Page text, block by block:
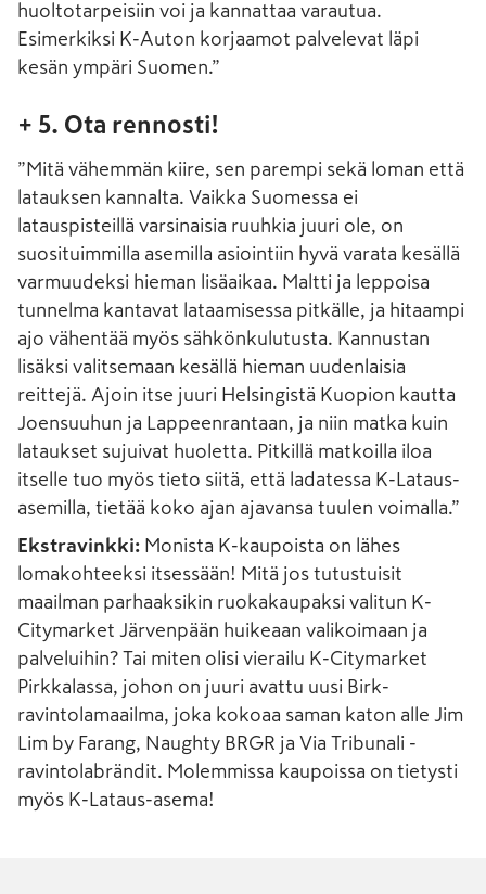
huoltotarpeisiin voi ja kannattaa varautua.
Esimerkiksi K-Auton korjaamot palvelevat läpi
kesän ympäri Suomen.”
+ 5. Ota rennosti!
”Mitä vähemmän kiire, sen parempi sekä loman että
latauksen kannalta. Vaikka Suomessa ei
latauspisteillä varsinaisia ruuhkia juuri ole, on
suosituimmilla asemilla asiointiin hyvä varata kesällä
varmuudeksi hieman lisäaikaa. Maltti ja leppoisa
tunnelma kantavat lataamisessa pitkälle, ja hitaampi
ajo vähentää myös sähkönkulutusta. Kannustan
lisäksi valitsemaan kesällä hieman uudenlaisia
reittejä. Ajoin itse juuri Helsingistä Kuopion kautta
Joensuuhun ja Lappeenrantaan, ja niin matka kuin
lataukset sujuivat huoletta. Pitkillä matkoilla iloa
itselle tuo myös tieto siitä, että ladatessa K-Lataus-
asemilla, tietää koko ajan ajavansa tuulen voimalla.”
Ekstravinkki: Monista K-kaupoista on lähes
lomakohteeksi itsessään! Mitä jos tutustuisit
maailman parhaaksikin ruokakaupaksi valitun K-
Citymarket Järvenpään huikeaan valikoimaan ja
palveluihin? Tai miten olisi vierailu K-Citymarket
Pirkkalassa, johon on juuri avattu uusi Birk-
ravintolamaailma, joka kokoaa saman katon alle Jim
Lim by Farang, Naughty BRGR ja Via Tribunali -
ravintolabrändit. Molemmissa kaupoissa on tietysti
myös K-Lataus-asema!